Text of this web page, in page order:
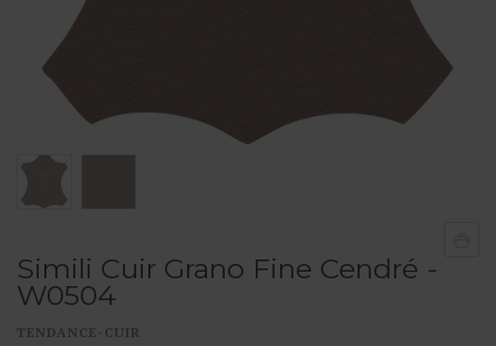
Simili Cuir Grano Fine Cendré -
W0504
TENDANCE-CUIR